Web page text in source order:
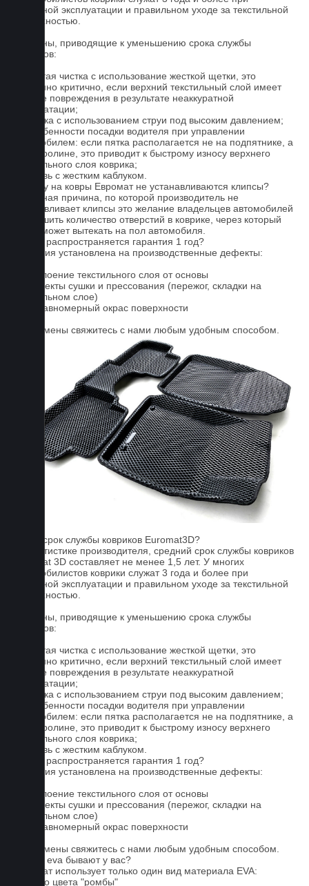
бережной эксплуатации и правильном уходе за текстильной
поверхностью.
Причины, приводящие к уменьшению срока службы
ковриков:
1. Частая чистка с использование жесткой щетки, это
особенно критично, если верхний текстильный слой имеет
мелкие повреждения в результате неаккуратной
эксплуатации;
2. Мойка с использованием струи под высоким давлением;
3. Особенности посадки водителя при управлении
автомобилем: если пятка располагается не на подпятнике, а
на ковролине, это приводит к быстрому износу верхнего
текстильного слоя коврика;
4. Обувь с жестким каблуком.
Почему на ковры Евромат не устанавливаются клипсы?
Основная причина, по которой производитель не
устанавливает клипсы это желание владельцев автомобилей
уменьшить количество отверстий в коврике, через который
влага может вытекать на пол автомобиля.
На что распространяется гарантия 1 год?
Гарантия установлена на производственные дефекты:
1. Отслоение текстильного слоя от основы
2. Дефекты сушки и прессования (пережог, складки на
текстильном слое)
3. Неравномерный окрас поверхности
Для замены свяжитесь с нами любым удобным способом.
Какой срок службы ковриков Euromat3D?
По статистике производителя, средний срок службы ковриков
Euromat 3D составляет не менее 1,5 лет. У многих
автомобилистов коврики служат 3 года и более при
бережной эксплуатации и правильном уходе за текстильной
поверхностью.
Причины, приводящие к уменьшению срока службы
ковриков:
1. Частая чистка с использование жесткой щетки, это
особенно критично, если верхний текстильный слой имеет
мелкие повреждения в результате неаккуратной
эксплуатации;
2. Мойка с использованием струи под высоким давлением;
3. Особенности посадки водителя при управлении
автомобилем: если пятка располагается не на подпятнике, а
на ковролине, это приводит к быстрому износу верхнего
текстильного слоя коврика;
4. Обувь с жестким каблуком.
На что распространяется гарантия 1 год?
Гарантия установлена на производственные дефекты:
1. Отслоение текстильного слоя от основы
2. Дефекты сушки и прессования (пережог, складки на
текстильном слое)
3. Неравномерный окрас поверхности
Для замены свяжитесь с нами любым удобным способом.
Серые eva бывают у вас?
Евромат использует только один вид материала EVA:
черного цвета "ромбы"